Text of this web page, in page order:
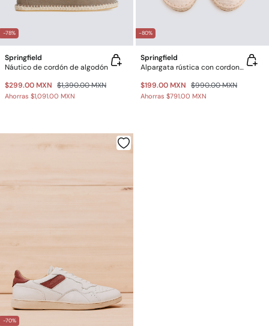
-78%
Springfield
Náutico de cordón de algodón
$299.00 MXN $1,390.00 MXN
Ahorras $1,091.00 MXN
-80%
Springfield
Alpargata rústica con cordones
$199.00 MXN $990.00 MXN
Ahorras $791.00 MXN
-70%